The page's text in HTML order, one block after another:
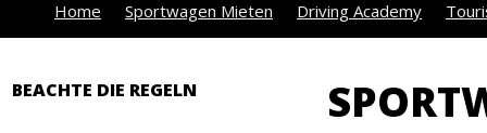
Home Sportwagen Mieten Driving Academy
BEACHTE DIE REGELN